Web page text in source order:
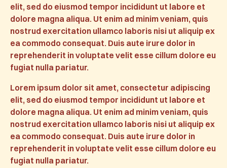
elit, sed do eiusmod tempor incididunt ut labore et
dolore magna aliqua. Ut enim ad minim veniam, quis
nostrud exercitation ullamco laboris nisi ut aliquip ex
ea commodo consequat. Duis aute irure dolor in
reprehenderit in voluptate velit esse cillum dolore eu
fugiat nulla pariatur.
Lorem ipsum dolor sit amet, consectetur adipiscing
elit, sed do eiusmod tempor incididunt ut labore et
dolore magna aliqua. Ut enim ad minim veniam, quis
nostrud exercitation ullamco laboris nisi ut aliquip ex
ea commodo consequat. Duis aute irure dolor in
reprehenderit in voluptate velit esse cillum dolore eu
fugiat nulla pariatur.